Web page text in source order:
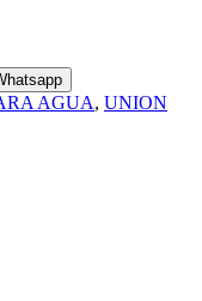
AGUA, UNION